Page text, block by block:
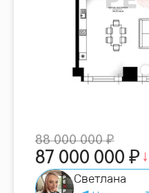
88 000 000
87 000 000
Светлана